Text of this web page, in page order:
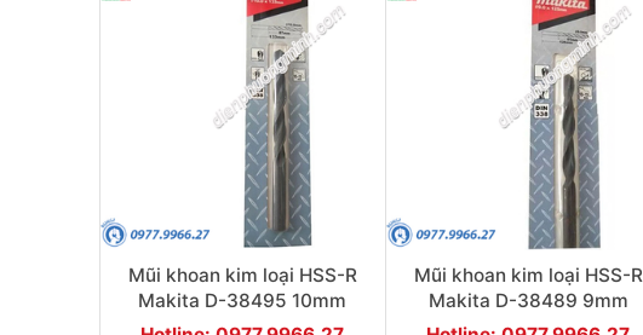
Mũi khoan kim loại HSS-R
Makita D-38495 10mm
Mũi khoan kim loại HSS-R
Makita D-38489 9mm